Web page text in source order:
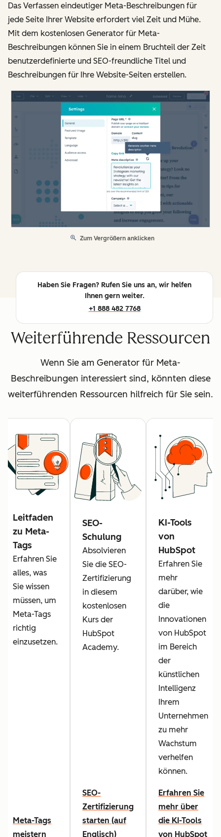
Das Verfassen eindeutiger Meta-Beschreibungen für
jede Seite Ihrer Website erfordert viel Zeit und Mühe.
Mit dem kostenlosen Generator für Meta-
Beschreibungen können Sie in einem Bruchteil der Zeit
benutzerdefinierte und SEO-freundliche Titel und
Beschreibungen für Ihre Website-Seiten erstellen.
Zum Vergrößern anklicken
Haben Sie Fragen? Rufen Sie uns an, wir helfen
Ihnen gern weiter.
+1 888 482 7768
Weiterführende Ressourcen
Wenn Sie am Generator für Meta-
Beschreibungen interessiert sind, könnten diese
weiterführenden Ressourcen hilfreich für Sie sein.
Leitfaden
zu Meta-
Tags
Erfahren Sie
alles, was
Sie wissen
müssen, um
Meta-Tags
richtig
einzusetzen.
Meta-Tags
meistern
SEO-
Schulung
Absolvieren
Sie die SEO-
Zertifizierung
in diesem
kostenlosen
Kurs der
HubSpot
Academy.
SEO-
Zertifizierung
starten (auf
Englisch)
KI-Tools
von
HubSpot
Erfahren Sie
mehr
darüber, wie
die
Innovationen
von HubSpot
im Bereich
der
künstlichen
Intelligenz
Ihrem
Unternehmen
zu mehr
Wachstum
verhelfen
können.
Erfahren Sie
mehr über
die KI-Tools
von HubSpot